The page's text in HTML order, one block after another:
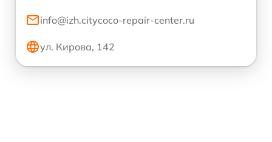
info@izh.citycoco-repair-center.ru
ул. Кирова, 142